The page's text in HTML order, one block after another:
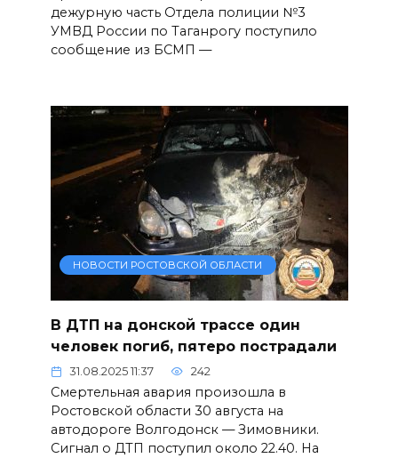
дежурную часть Отдела полиции №3
УМВД России по Таганрогу поступило
сообщение из БСМП —
НОВОСТИ РОСТОВСКОЙ ОБЛАСТИ
В ДТП на донской трассе один
человек погиб, пятеро пострадали
31.08.2025 11:37 242
Смертельная авария произошла в
Ростовской области 30 августа на
автодороге Волгодонск — Зимовники.
Сигнал о ДТП поступил около 22.40. На